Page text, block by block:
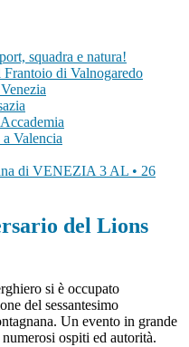
squadra e natura!
di Valnogaredo
Valencia
di VENEZIA 3 AL • 26
del Lions
si è occupato
del sessantesimo
Un evento in grande
ospiti ed autorità.